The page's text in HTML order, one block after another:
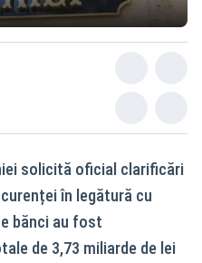
solicită oficial clarificări
în legătură cu
bănci au fost
de 3,73 miliarde de lei